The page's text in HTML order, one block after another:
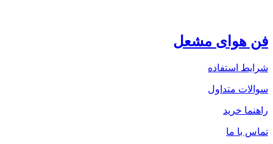
فن هوای مشعل
شرایط استفاده
سوالات متداول
راهنما خرید
تماس با ما